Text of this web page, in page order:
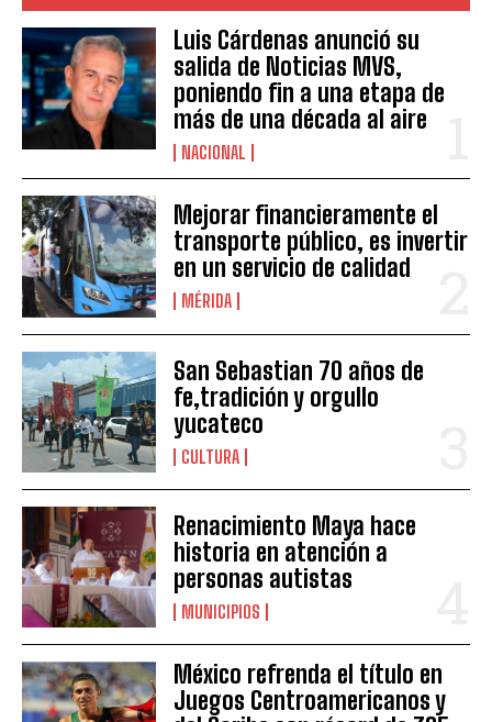
Luis Cárdenas anunció su
salida de Noticias MVS,
poniendo fin a una etapa de
más de una década al aire
NACIONAL
Mejorar financieramente el
transporte público, es invertir
en un servicio de calidad
MÉRIDA
San Sebastian 70 años de
fe,tradición y orgullo
yucateco
CULTURA
Renacimiento Maya hace
historia en atención a
personas autistas
MUNICIPIOS
México refrenda el título en
Juegos Centroamericanos y